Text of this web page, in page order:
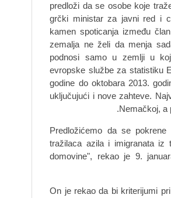
predloži da se osobe koje
grčki ministar za javni red i
kamen spoticanja između
zemalja ne želi da menja
podnosi samo u zemlji u
evropske službe za statistiku
godine do oktobara 2013.
uključujući i nove zahteve.
Nemačkoj, a
"Predložićemo da se
tražilaca azila i imigranata
domovine", rekao je 9.
On je rekao da bi kriterijumi